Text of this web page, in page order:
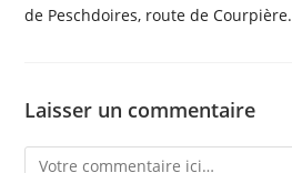
de Peschdoires, route de Courpière.
Laisser un commentaire